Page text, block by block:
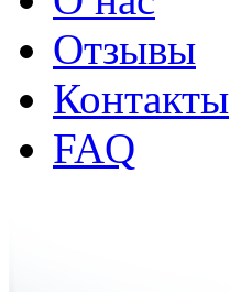
Отзывы
Контакты
FAQ